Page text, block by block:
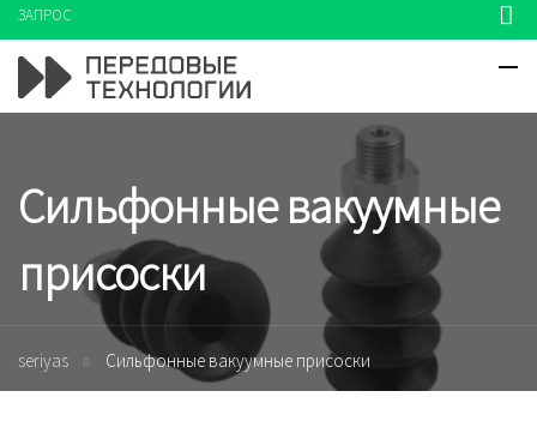
ЗАПРОС
Сильфонные вакуумные
присоски
seriyas Сильфонные вакуумные присоски